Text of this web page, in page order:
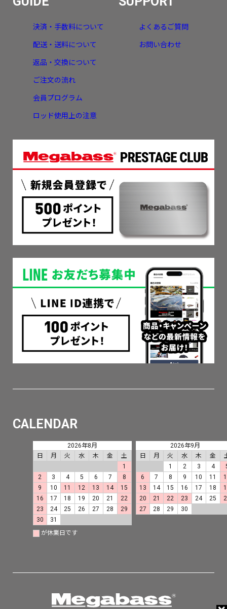
決済・手数料について
配送・送料について
返品・交換について
ご注文の流れ
会員プログラム
ロッド使用上の注意
よくあるご質問
お問い合わせ
CALENDAR
2026年8月
日
月 火 水 木 金
土
1
2
3 4 5 6 7
8
9
10 11 12 13 14
15
16
17 18 19 20 21
22
23
24 25 26 27 28
29
30
31
2026年9月
日
月 火 水 木 金
1
2 3 4
6
7 8 9 10 11
13
14 15 16 17 18
20
21 22 23 24 25
27
28 29 30
が休業日です